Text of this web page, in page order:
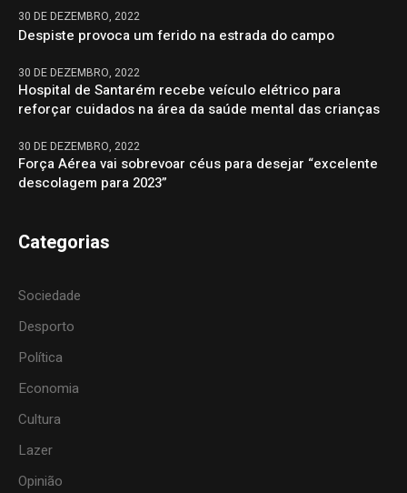
30 DE DEZEMBRO, 2022
Despiste provoca um ferido na estrada do campo
30 DE DEZEMBRO, 2022
Hospital de Santarém recebe veículo elétrico para
reforçar cuidados na área da saúde mental das crianças
30 DE DEZEMBRO, 2022
Força Aérea vai sobrevoar céus para desejar “excelente
descolagem para 2023”
Categorias
Sociedade
Desporto
Política
Economia
Cultura
Lazer
Opinião